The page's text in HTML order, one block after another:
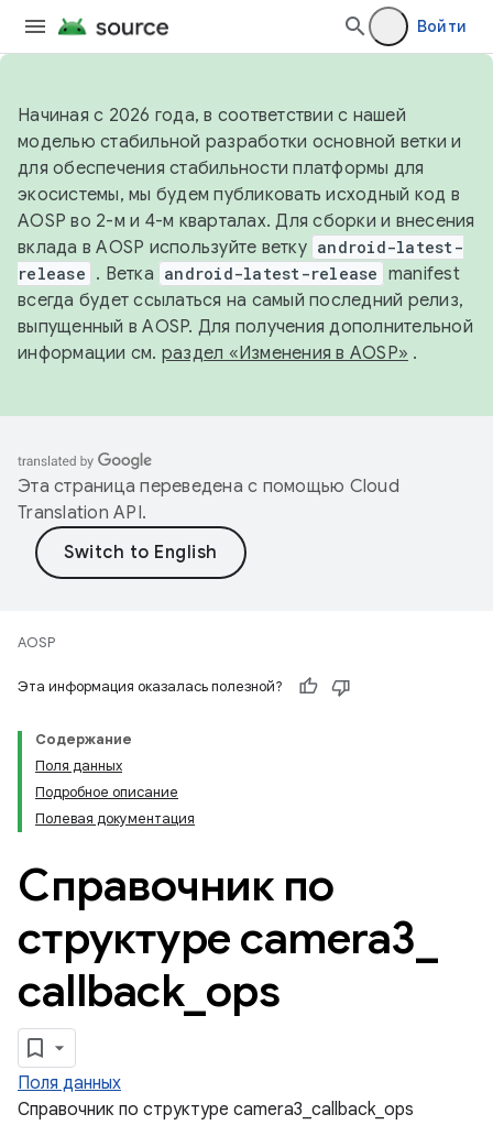
Войти
Начиная с 2026 года, в соответствии с нашей
моделью стабильной разработки основной ветки и
для обеспечения стабильности платформы для
экосистемы, мы будем публиковать исходный код в
AOSP во 2-м и 4-м кварталах. Для сборки и внесения
вклада в AOSP используйте ветку android-latest-
release . Ветка android-latest-release manifest
всегда будет ссылаться на самый последний релиз,
выпущенный в AOSP. Для получения дополнительной
информации см. раздел «Изменения в AOSP» .
Эта страница переведена с помощью Cloud
Translation API.
AOSP
Эта информация оказалась полезной?
Содержание
Поля данных
Подробное описание
Полевая документация
Справочник по
структуре camera3
callback_ ops
Поля данных
Справочник по структуре camera3_callback_ops